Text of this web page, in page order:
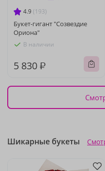
4.9 (193)
Букет-гигант "Созвездие
Ориона"
В наличии
5 830 ₽
Шикарные букеты